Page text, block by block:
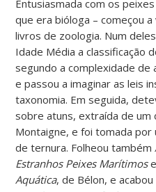
Entusiasmada com os
que era bióloga – começou
livros de zoologia. Num
Idade Média a classificação
segundo a complexidade de
e passou a imaginar as leis
taxonomia. Em seguida,
sobre atuns, extraída de um
Montaigne, e foi tomada
de ternura. Folheou também
Estranhos Peixes Marítimos
Aquática, de Bélon, e